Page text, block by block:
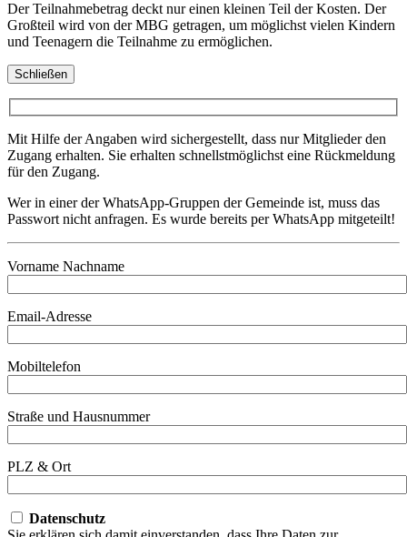
Der Teilnahmebetrag deckt nur einen kleinen Teil der Kosten. Der
Großteil wird von der MBG getragen, um möglichst vielen Kindern
und Teenagern die Teilnahme zu ermöglichen.
Schließen
Mit Hilfe der Angaben wird sichergestellt, dass nur Mitglieder den
Zugang erhalten. Sie erhalten schnellstmöglichst eine Rückmeldung
für den Zugang.
Wer in einer der WhatsApp-Gruppen der Gemeinde ist, muss das
Passwort nicht anfragen. Es wurde bereits per WhatsApp mitgeteilt!
Vorname Nachname
Email-Adresse
Mobiltelefon
Straße und Hausnummer
PLZ & Ort
Datenschutz